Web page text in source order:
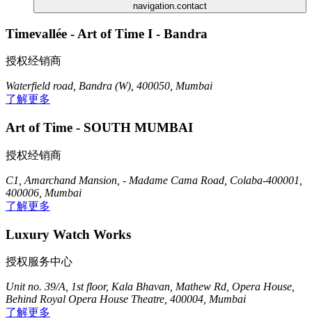
navigation.contact
Timevallée - Art of Time I - Bandra
授权经销商
Waterfield road, Bandra (W), 400050, Mumbai
了解更多
Art of Time - SOUTH MUMBAI
授权经销商
C1, Amarchand Mansion, - Madame Cama Road, Colaba-400001,
400006, Mumbai
了解更多
Luxury Watch Works
授权服务中心
Unit no. 39/A, 1st floor, Kala Bhavan, Mathew Rd, Opera House,
Behind Royal Opera House Theatre, 400004, Mumbai
了解更多